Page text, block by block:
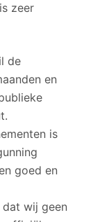
zeer
de
en
is
goed en
wij geen